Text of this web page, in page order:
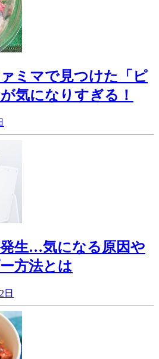
ミマで見つけた「ピ
気になりすぎる！
生…気になる原因や
方法とは
日